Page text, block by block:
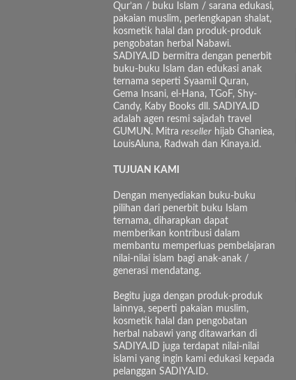
Qur’an / buku Islam / sarana edukasi,
pakaian muslim, perlengkapan shalat,
kosmetik halal dan produk-produk
pengobatan herbal Nabawi.
SADIYA.ID bermitra dengan penerbit
buku-buku Islam dan edukasi anak
ternama seperti Syaamil Quran,
Gema Insani, el-Hana, TGoF, Shy-
Candy, Kaby Books dll. SADIYA.ID
adalah agen resmi sajadah travel
GUMUN. Mitra reseller hijab Ghaniea,
LouisAluna, Radwah dan Kinaya.id.
TUJUAN KAMI
Dengan menyediakan buku-buku
pilihan dari penerbit buku Islam
ternama, diharapkan dapat
memberikan kontribusi dalam
membantu memperluas pembelajaran
nilai-nilai islam bagi anak-anak /
generasi mendatang.
Begitu juga dengan produk-produk
lainnya, seperti pakaian muslim,
kosmetik halal dan pengobatan
herbal nabawi yang ditawarkan di
SADIYA.ID juga terdapat nilai-nilai
islami yang ingin kami edukasi kepada
pelanggan SADIYA.ID.